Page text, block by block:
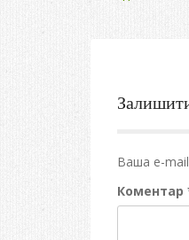
Ваша e-
Коментар